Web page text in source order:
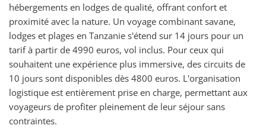
hébergements en lodges de qualité, offrant confort et
proximité avec la nature. Un voyage combinant savane,
lodges et plages en Tanzanie s'étend sur 14 jours pour un
tarif à partir de 4990 euros, vol inclus. Pour ceux qui
souhaitent une expérience plus immersive, des circuits de
10 jours sont disponibles dès 4800 euros. L'organisation
logistique est entièrement prise en charge, permettant aux
voyageurs de profiter pleinement de leur séjour sans
contraintes.